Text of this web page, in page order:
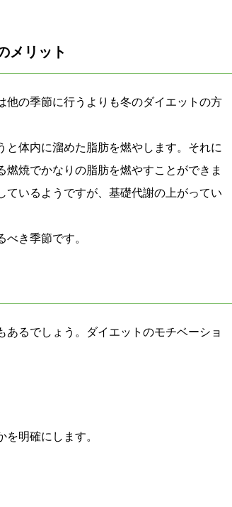
メリット
他の季節に行うよりも冬のダイエットの方
体内に溜めた脂肪を燃やします。それに
焼でかなりの脂肪を燃やすことができま
いるようですが、基礎代謝の上がってい
き季節です。
るでしょう。ダイエットのモチベーショ
明確にします。